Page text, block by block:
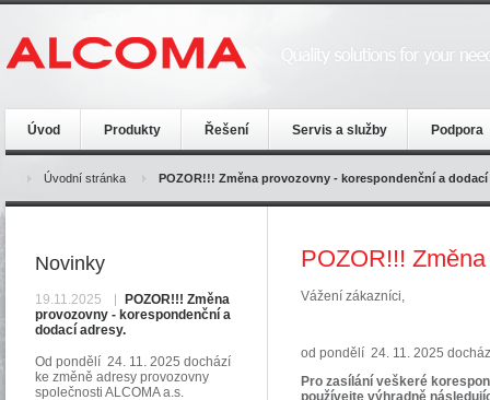
Úvod Produkty Řešení Servis a služby Podpora
Úvodní stránka POZOR!!! Změna provozovny - korespondenční a dodací
POZOR!!!
Vážení zákazníci,
od pondělí 24. 11. 2025
Pro zasílání veškeré
Novinky
19.11.2025
POZOR!!! Změna
provozovny - korespondenční a
dodací adresy.
Od pondělí 24. 11. 2025 dochází
ke změně adresy provozovny
společnosti ALCOMA a.s.